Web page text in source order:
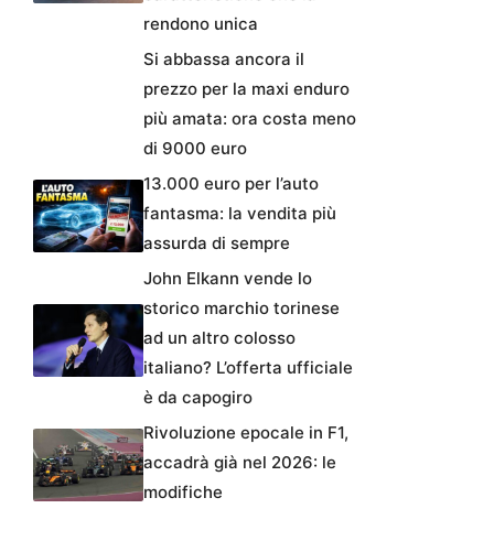
rendono unica
Si abbassa ancora il
prezzo per la maxi enduro
più amata: ora costa meno
di 9000 euro
13.000 euro per l’auto
fantasma: la vendita più
assurda di sempre
John Elkann vende lo
storico marchio torinese
ad un altro colosso
italiano? L’offerta ufficiale
è da capogiro
Rivoluzione epocale in F1,
accadrà già nel 2026: le
modifiche